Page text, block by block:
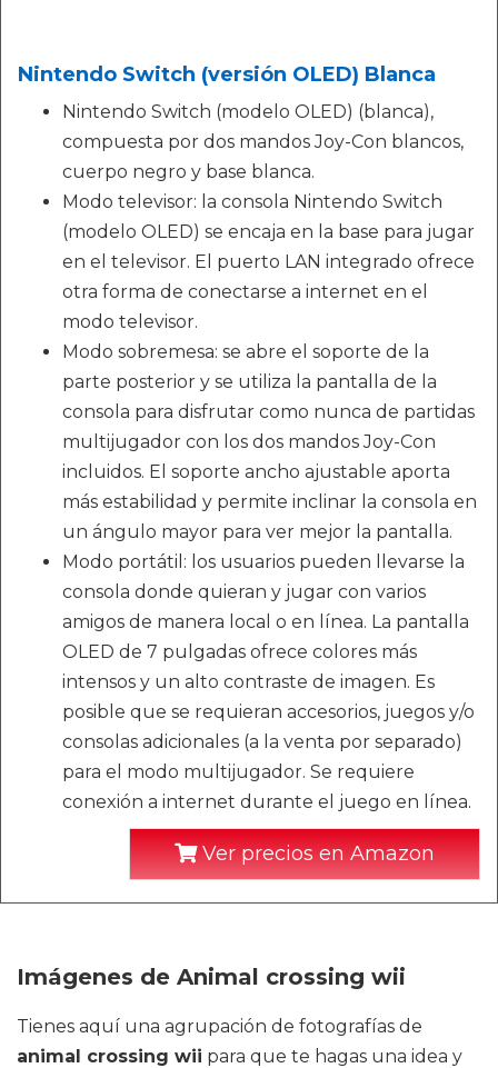
Nintendo Switch (versión OLED) Blanca
Nintendo Switch (modelo OLED) (blanca),
compuesta por dos mandos Joy-Con blancos,
cuerpo negro y base blanca.
Modo televisor: la consola Nintendo Switch
(modelo OLED) se encaja en la base para jugar
en el televisor. El puerto LAN integrado ofrece
otra forma de conectarse a internet en el
modo televisor.
Modo sobremesa: se abre el soporte de la
parte posterior y se utiliza la pantalla de la
consola para disfrutar como nunca de partidas
multijugador con los dos mandos Joy-Con
incluidos. El soporte ancho ajustable aporta
más estabilidad y permite inclinar la consola en
un ángulo mayor para ver mejor la pantalla.
Modo portátil: los usuarios pueden llevarse la
consola donde quieran y jugar con varios
amigos de manera local o en línea. La pantalla
OLED de 7 pulgadas ofrece colores más
intensos y un alto contraste de imagen. Es
posible que se requieran accesorios, juegos y/o
consolas adicionales (a la venta por separado)
para el modo multijugador. Se requiere
conexión a internet durante el juego en línea.
Ver precios en Amazon
Imágenes de Animal crossing wii
Tienes aquí una agrupación de fotografías de
animal crossing wii para que te hagas una idea y